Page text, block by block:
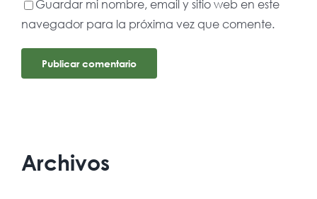
Guardar mi nombre, email y sitio web en este
navegador para la próxima vez que comente.
Archivos